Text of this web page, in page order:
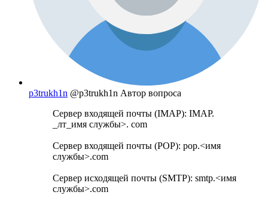
p3trukh1n @p3trukh1n Автор вопроса
Сервер входящей почты (IMAP): IMAP.
_лт_имя службы>. com
Сервер входящей почты (POP): pop.<имя
службы>.com
Сервер исходящей почты (SMTP): smtp.<имя
службы>.com